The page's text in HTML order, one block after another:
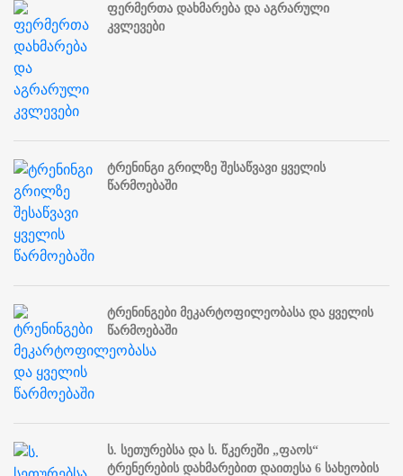
ფერმერთა დახმარება და აგრარული
კვლევები
ტრენინგი გრილზე შესაწვავი ყველის
წარმოებაში
ტრენინგები მეკარტოფილეობასა და ყველის
წარმოებაში
ს. სეთურებსა და ს. წკერეში „ფაოს“
ტრენერების დახმარებით დაითესა 6 სახეობის